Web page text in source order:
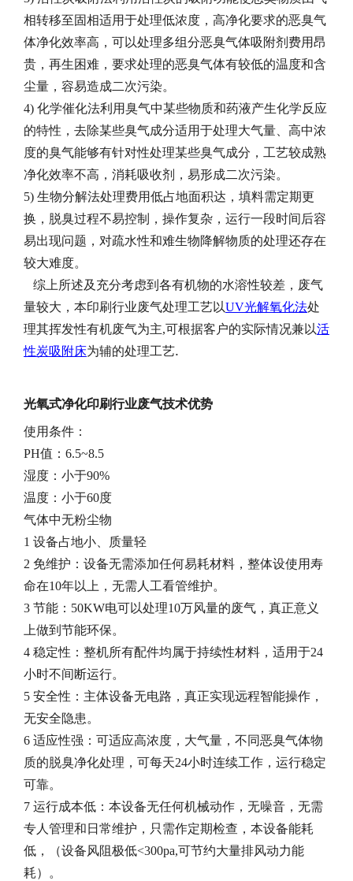
相转移至固相适用于处理低浓度，高净化要求的恶臭气
体净化效率高，可以处理多组分恶臭气体吸附剂费用昂
贵，再生困难，要求处理的恶臭气体有较低的温度和含
尘量，容易造成二次污染。
4) 化学催化法利用臭气中某些物质和药液产生化学反应
的特性，去除某些臭气成分适用于处理大气量、高中浓
度的臭气能够有针对性处理某些臭气成分，工艺较成熟
净化效率不高，消耗吸收剂，易形成二次污染。
5) 生物分解法处理费用低占地面积达，填料需定期更
换，脱臭过程不易控制，操作复杂，运行一段时间后容
易出现问题，对疏水性和难生物降解物质的处理还存在
较大难度。
综上所述及充分考虑到各有机物的水溶性较差，废气
量较大，本印刷行业废气处理工艺以UV光解氧化法处
理其挥发性有机废气为主,可根据客户的实际情况兼以活
性炭吸附床为辅的处理工艺.
光氧式净化印刷行业废气技术优势
使用条件：
PH值：6.5~8.5
湿度：小于90%
温度：小于60度
气体中无粉尘物
1 设备占地小、质量轻
2 免维护：设备无需添加任何易耗材料，整体设使用寿
命在10年以上，无需人工看管维护。
3 节能：50KW电可以处理10万风量的废气，真正意义
上做到节能环保。
4 稳定性：整机所有配件均属于持续性材料，适用于24
小时不间断运行。
5 安全性：主体设备无电路，真正实现远程智能操作，
无安全隐患。
6 适应性强：可适应高浓度，大气量，不同恶臭气体物
质的脱臭净化处理，可每天24小时连续工作，运行稳定
可靠。
7 运行成本低：本设备无任何机械动作，无噪音，无需
专人管理和日常维护，只需作定期检查，本设备能耗
低，（设备风阻极低<300pa,可节约大量排风动力能
耗）。